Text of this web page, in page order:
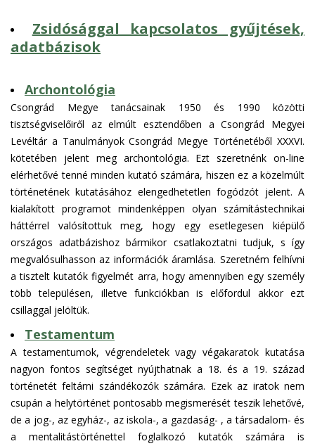
Zsidósággal kapcsolatos gyűjtések,
adatbázisok
Archontológia
Csongrád Megye tanácsainak 1950 és 1990 közötti
tisztségviselőiről az elmúlt esztendőben a Csongrád Megyei
Levéltár a Tanulmányok Csongrád Megye Történetéből XXXVI.
kötetében jelent meg archontológia. Ezt szeretnénk on-line
elérhetővé tenné minden kutató számára, hiszen ez a közelmúlt
történetének kutatásához elengedhetetlen fogódzót jelent. A
kialakított programot mindenképpen olyan számítástechnikai
háttérrel valósítottuk meg, hogy egy esetlegesen kiépülő
országos adatbázishoz bármikor csatlakoztatni tudjuk, s így
megvalósulhasson az információk áramlása. Szeretném felhívni
a tisztelt kutatók figyelmét arra, hogy amennyiben egy személy
több településen, illetve funkciókban is előfordul akkor ezt
csillaggal jelöltük.
Testamentum
A testamentumok, végrendeletek vagy végakaratok kutatása
nagyon fontos segítséget nyújthatnak a 18. és a 19. század
történetét feltárni szándékozók számára. Ezek az iratok nem
csupán a helytörténet pontosabb megismerését teszik lehetővé,
de a jog-, az egyház-, az iskola-, a gazdaság- , a társadalom- és
a mentalitástörténettel foglalkozó kutatók számára is